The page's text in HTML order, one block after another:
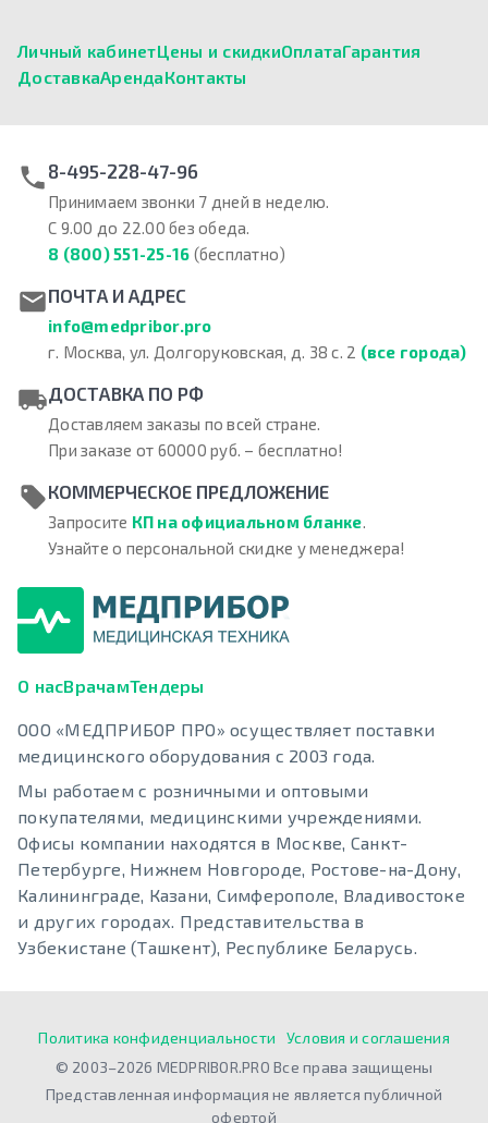
Личный кабинетЦены и скидкиОплатаГарантия
ДоставкаАрендаКонтакты
8-495-228-47-96
Принимаем звонки 7 дней в неделю.
С 9.00 до 22.00 без обеда.
8 (800) 551-25-16 (бесплатно)
ПОЧТА И АДРЕС
info@medpribor.pro
г. Москва, ул. Долгоруковская, д. 38 с. 2 (все города)
ДОСТАВКА ПО РФ
Доставляем заказы по всей стране.
При заказе от 60000 руб. – бесплатно!
КОММЕРЧЕСКОЕ ПРЕДЛОЖЕНИЕ
Запросите КП на официальном бланке.
Узнайте о персональной скидке у менеджера!
О насВрачамТендеры
ООО «МЕДПРИБОР ПРО» осуществляет поставки
медицинского оборудования с 2003 года.
Мы работаем с розничными и оптовыми
покупателями, медицинскими учреждениями.
Офисы компании находятся в Москве, Санкт-
Петербурге, Нижнем Новгороде, Ростове-на-Дону,
Калининграде, Казани, Симферополе, Владивостоке
и других городах. Представительства в
Узбекистане (Ташкент), Республике Беларусь.
Политика конфиденциальности
Условия и соглашения
© 2003–2026 MEDPRIBOR.PRO Все права защищены
Представленная информация не является публичной
офертой